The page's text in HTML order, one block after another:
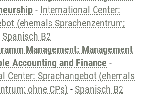
- International Center:
(ehemals Sprachenzentrum;
Spanisch B2
Management: Management
Accounting and Finance -
Center: Sprachangebot (ehemals
ohne CPs) - Spanisch B2